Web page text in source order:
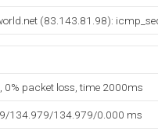
(83.143.81.98):
0% packet loss, time 2000ms
134.979/134.979/0.000 ms